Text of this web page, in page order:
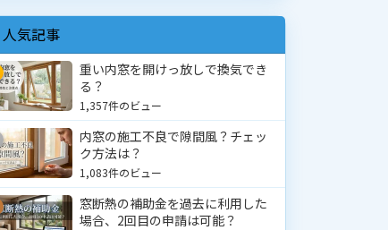
人気記事
重い内窓を開けっ放しで換気でき
る？
1,357件のビュー
内窓の施工不良で隙間風？チェッ
ク方法は？
1,083件のビュー
窓断熱の補助金を過去に利用した
場合、2回目の申請は可能？